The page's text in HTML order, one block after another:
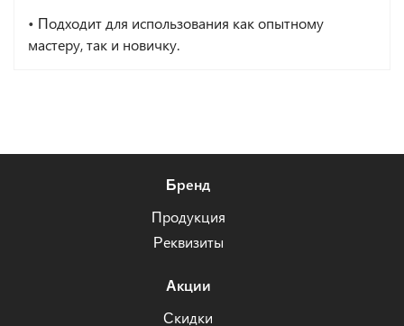
• Подходит для использования как опытному
мастеру, так и новичку.
Бренд
Продукция
Реквизиты
Акции
Скидки